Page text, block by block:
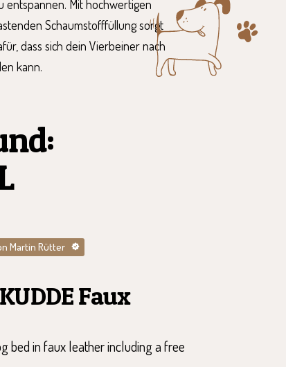
entspannen. Mit hochwertigen
Schaumstofffüllung sorgt
dass sich dein Vierbeiner nach
kann.
Martin Rütter
Faux
bed in faux leather including a free